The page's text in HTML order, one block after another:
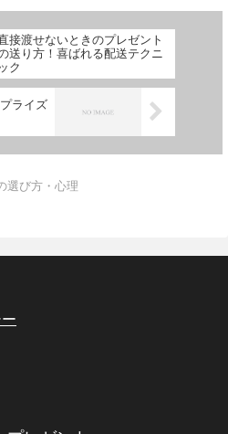
接渡せないときのプレゼント
送り方！喜ばれる配送テクニ
ック
ライズ
選び方・心理